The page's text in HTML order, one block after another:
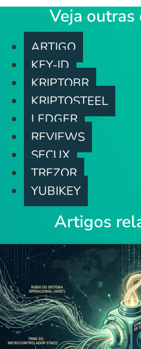
Veja outras
ARTIGO
KEY-ID
KRIPTOBR
KRIPTOSTEEL
LEDGER
REVIEWS
SECUX
TREZOR
YUBIKEY
Artigos